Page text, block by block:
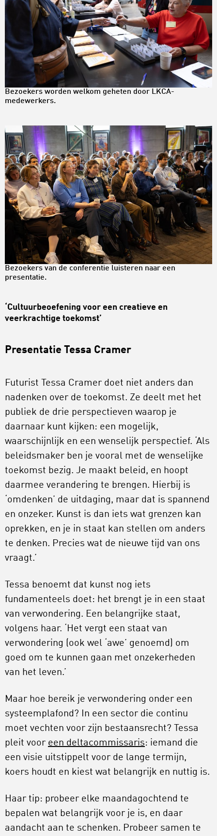
Bezoekers worden welkom geheten door LKCA-
medewerkers.
Bezoekers van de conferentie luisteren naar een
presentatie.
‘Cultuurbeoefening voor een creatieve en
veerkrachtige toekomst’
Presentatie Tessa Cramer
Futurist Tessa Cramer doet niet anders dan
nadenken over de toekomst. Ze deelt met het
publiek de drie perspectieven waarop je
daarnaar kunt kijken: een mogelijk,
waarschijnlijk en een wenselijk perspectief. ‘Als
beleidsmaker ben je vooral met de wenselijke
toekomst bezig. Je maakt beleid, en hoopt
daarmee verandering te brengen. Hierbij is
‘omdenken’ de uitdaging, maar dat is spannend
en onzeker. Kunst is dan iets wat grenzen kan
oprekken, en je in staat kan stellen om anders
te denken. Precies wat de nieuwe tijd van ons
vraagt.’
Tessa benoemt dat kunst nog iets
fundamenteels doet: het brengt je in een staat
van verwondering. Een belangrijke staat,
volgens haar. ‘Het vergt een staat van
verwondering (ook wel ‘awe’ genoemd) om
goed om te kunnen gaan met onzekerheden
van het leven.’
Maar hoe bereik je verwondering onder een
systeemplafond? In een sector die continu
moet vechten voor zijn bestaansrecht? Tessa
pleit voor een deltacommissaris: iemand die
een visie uitstippelt voor de lange termijn,
koers houdt en kiest wat belangrijk en nuttig is.
Haar tip: probeer elke maandagochtend te
bepalen wat belangrijk voor je is, en daar
aandacht aan te schenken. Probeer samen te